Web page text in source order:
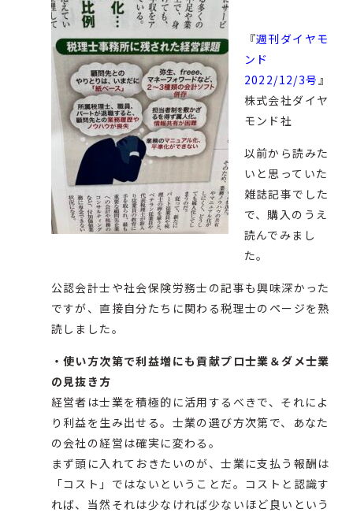
『週刊ダイヤモ
ンド
2022/12/3号』
株式会社ダイヤ
モンド社
以前から読みた
いと思っていた
雑誌記事でした
で、購入のうえ
読んでみまし
た。
公認会計士や社会保険労務士の記事も興味深かった
ですが、直接自分たちに関わる税理士のページを熟
読しました。
・使い方次第で利益増にも貢献プロ士業＆ダメ士業
の見抜き方
経営者は士業を積極的に活用するべきで、それによ
り利益を生み出せる。士業の選び方次第で、あなた
の会社の経営は確実に変わる。
まず頭に入れておきたいのが、士業に支払う報酬は
「コスト」ではないということだ。コストと認識す
れば、当然それは少なければ少ないほど良いという